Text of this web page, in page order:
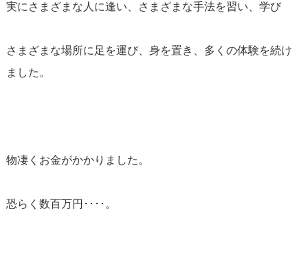
実にさまざまな人に逢い、さまざまな手法を習い、学び
さまざまな場所に足を運び、身を置き、多くの体験を続け
ました。
物凄くお金がかかりました。
恐らく数百万円････。